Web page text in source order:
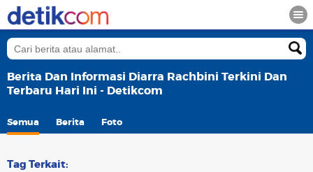
Berita Dan Informasi Diarra Rachbini Terkini Dan
Terbaru Hari Ini - Detikcom
Semua Berita Foto
Tag Terkait: